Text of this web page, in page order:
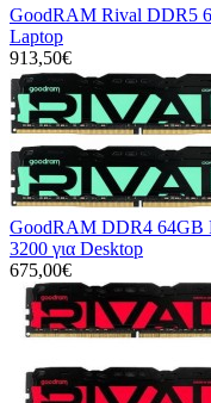
GoodRAM Rival DDR5
Laptop
913,50€
GoodRAM DDR4 64GB
3200 για Desktop
675,00€